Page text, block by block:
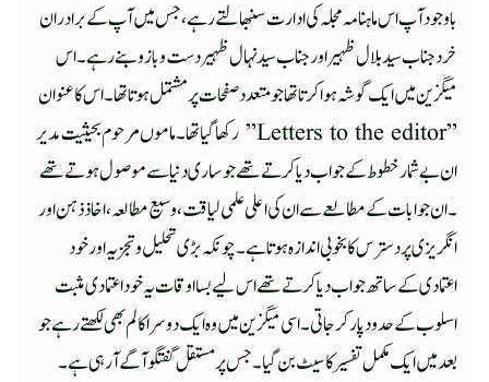
باوجود آپ اس ماہنامہ مجلہ کی ادارت سنبھالتے رہے ، جس میں آپ کے برادران
خرد جناب سید بلال ظہیر اور جناب سید نہال ظہیر دست و بازو بنے رہے ۔اس
میگزین میں ایک گوشہ ہوا کرتا تھا جو متعدد صفحات پر مشتمل ہوتا تھا ۔ اس کا عنوان
” Letters to the editor” رکھا گیا تھا ۔ مامو ں مرحوم بحیثیت مدیر
ان بے شمار خطوط کے جواب دیا کرتے تھے جو ساری دنیا سے موصول ہوتے تھے
۔ ان جوابات کے مطالعے سے ان کی اعلی علمی لیاقت ، وسیع مطالعہ ، اخاذ ذہن اور
انگریزی پر دسترس کا بخوبی اندازہ ہوتا ہے ۔ چونکہ بڑی تحلیل و تجزیہ اور خود
اعتمادی کے ساتھ جواب دیا کرتے تھے اس لیے بسا اوقات یہ خود اعتمادی مثبت
اسلوب کے حدود پار کر جاتی ۔اسی میگزین میں وہ ایک دوسرا کالم بھی لکھتے رہے جو
بعد میں ایک مکمل تفسیر کا سیٹ بن گیا ۔ جس پر مستقل گفتگو آگے آرہی ہے ۔